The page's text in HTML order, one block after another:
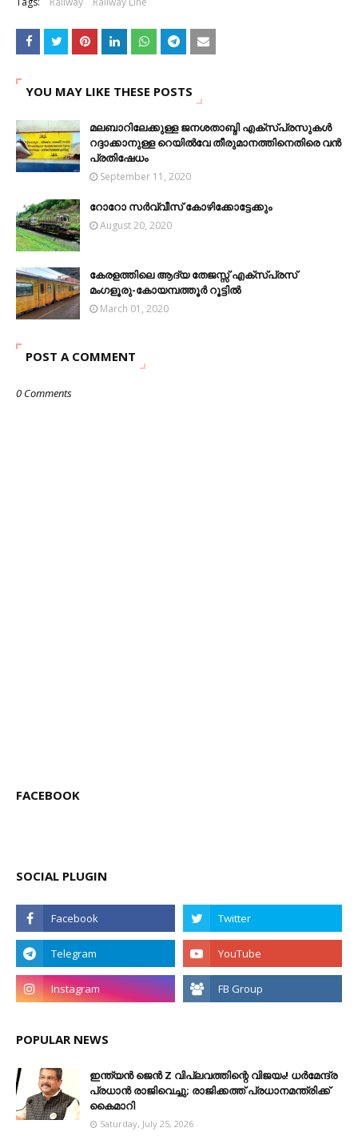
YOU MAY LIKE THESE POSTS
മലബാറിലേക്കുള്ള ജനശതാബ്ദി എക്സ്പ്രസുകൾ
റദ്ദാക്കാനുള്ള റെയിൽവേ തീരുമാനത്തിനെതിരെ വൻ
പ്രതിഷേധം
September 11, 2020
റോറോ സര്‍വ്വീസ് കോഴിക്കോട്ടേക്കും
August 20, 2020
കേരളത്തിലെ ആദ്യ തേജസ്സ് എക്സ്പ്രസ്
മംഗളൂരു-കോയമ്പത്തൂർ റൂട്ടിൽ
March 01, 2020
POST A COMMENT
0 Comments
FACEBOOK
SOCIAL PLUGIN
POPULAR NEWS
ഇന്ത്യൻ ജെൻ Z വിപ്ലവത്തിന്റെ വിജയം! ധർമേന്ദ്ര
പ്രധാൻ രാജിവെച്ചു; രാജിക്കത്ത് പ്രധാനമന്ത്രിക്ക്
കൈമാറി
Saturday, July 25, 2026